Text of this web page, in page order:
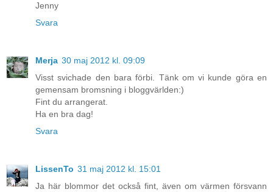
Jenny
Svara
Merja 30 maj 2012 kl. 09:09
Visst svichade den bara förbi. Tänk om vi kunde göra en
gemensam bromsning i bloggvärlden:)
Fint du arrangerat.
Ha en bra dag!
Svara
LissenTo 31 maj 2012 kl. 15:01
Ja här blommor det också fint, även om värmen försvann